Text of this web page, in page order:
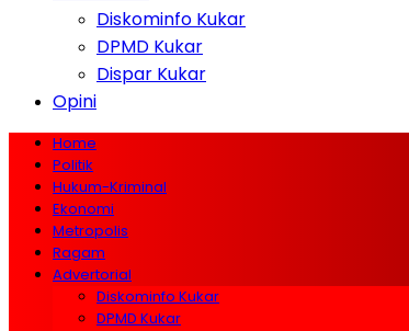
Diskominfo Kukar
DPMD Kukar
Dispar Kukar
Opini
Home
Politik
Hukum-Kriminal
Ekonomi
Metropolis
Ragam
Advertorial
Diskominfo Kukar
DPMD Kukar